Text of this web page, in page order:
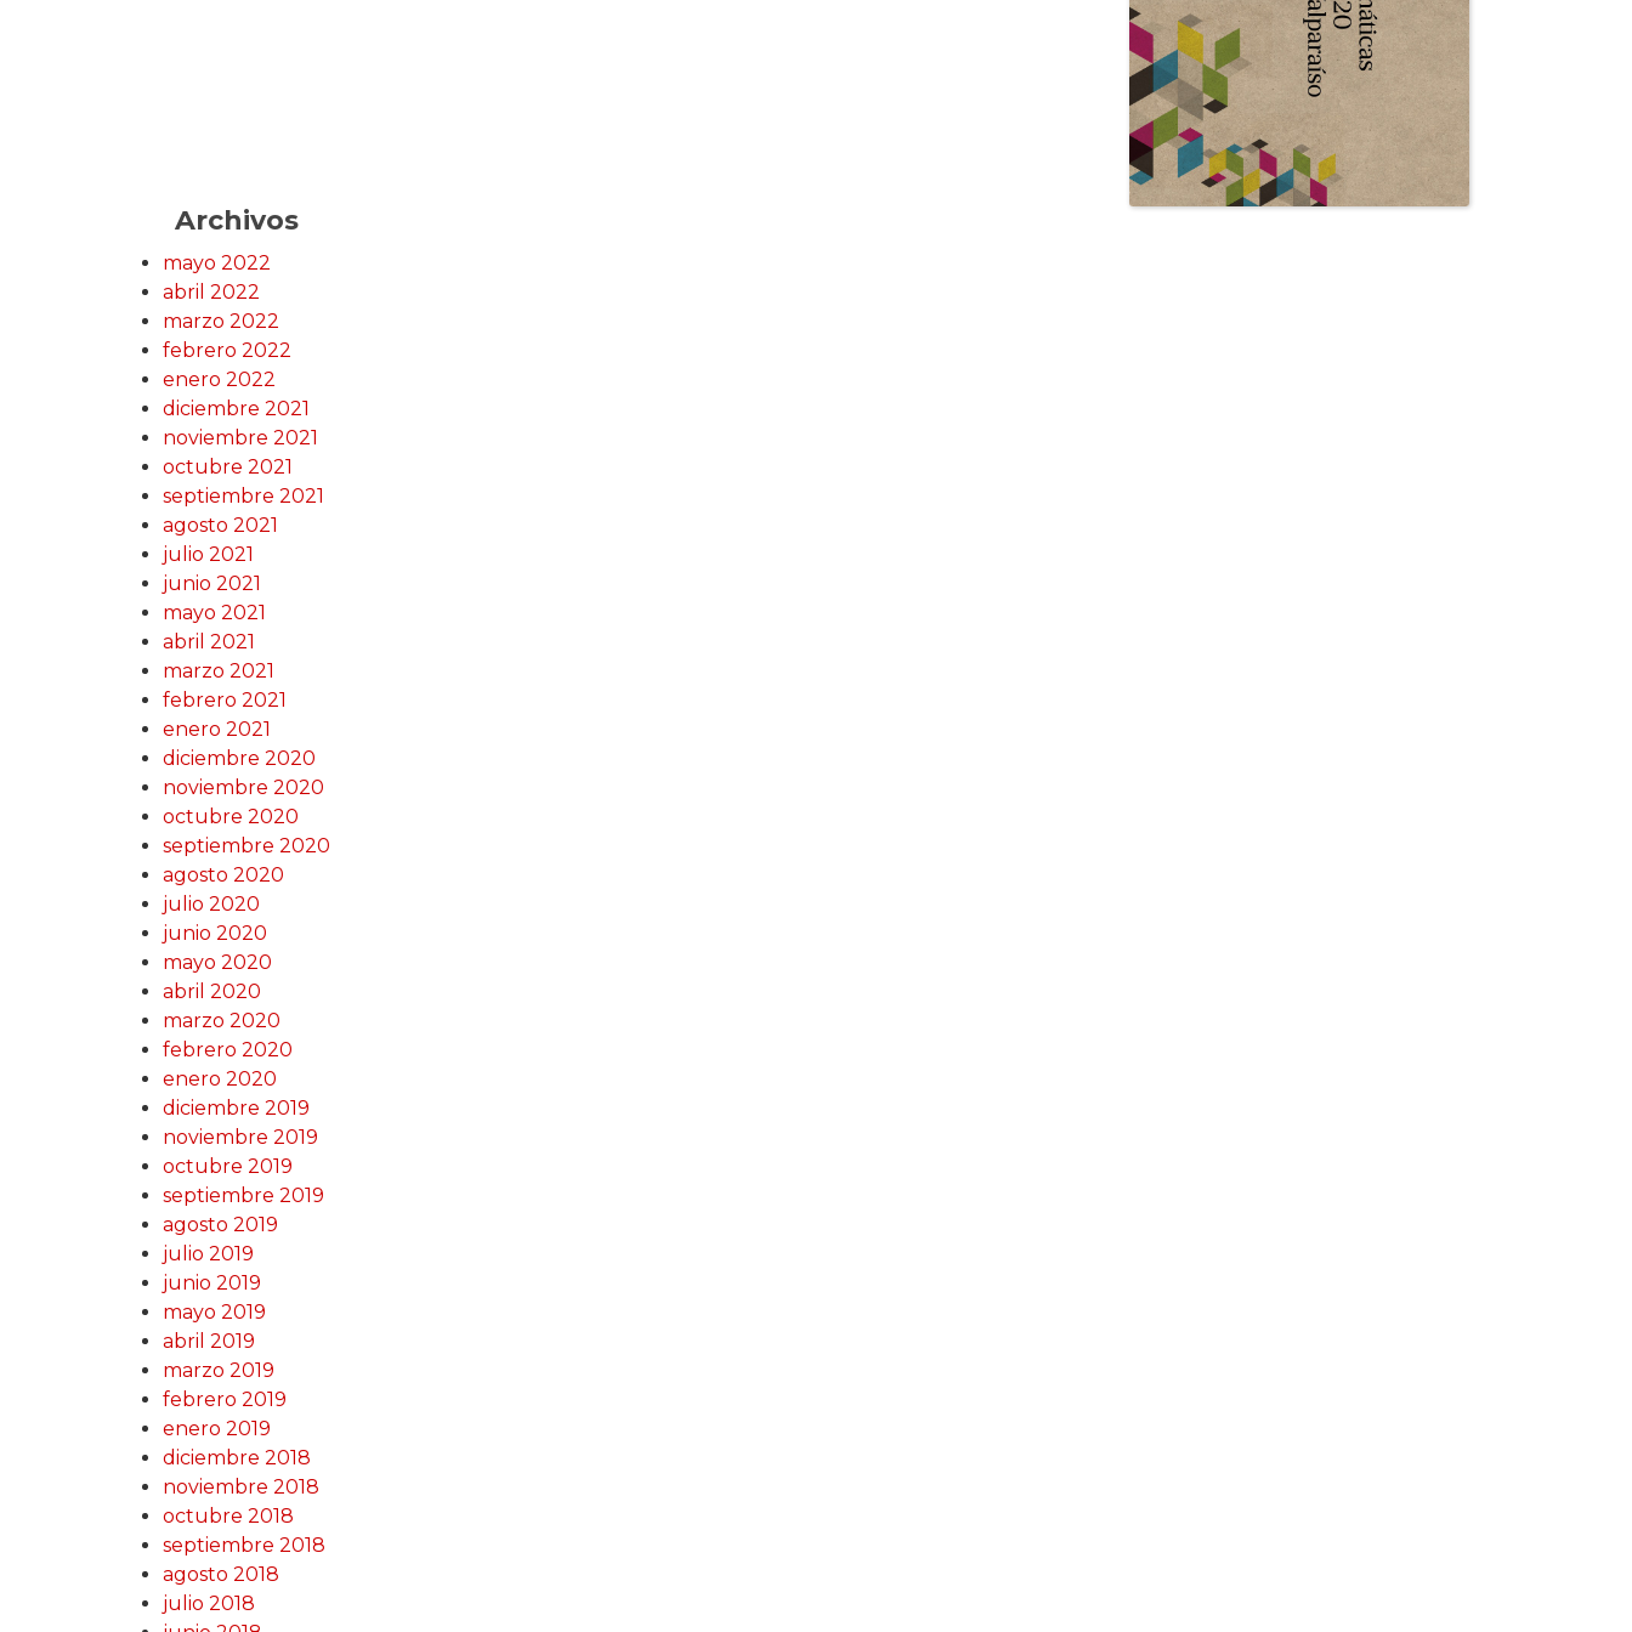
Archivos
mayo 2022
abril 2022
marzo 2022
febrero 2022
enero 2022
diciembre 2021
noviembre 2021
octubre 2021
septiembre 2021
agosto 2021
julio 2021
junio 2021
mayo 2021
abril 2021
marzo 2021
febrero 2021
enero 2021
diciembre 2020
noviembre 2020
octubre 2020
septiembre 2020
agosto 2020
julio 2020
junio 2020
mayo 2020
abril 2020
marzo 2020
febrero 2020
enero 2020
diciembre 2019
noviembre 2019
octubre 2019
septiembre 2019
agosto 2019
julio 2019
junio 2019
mayo 2019
abril 2019
marzo 2019
febrero 2019
enero 2019
diciembre 2018
noviembre 2018
octubre 2018
septiembre 2018
agosto 2018
julio 2018